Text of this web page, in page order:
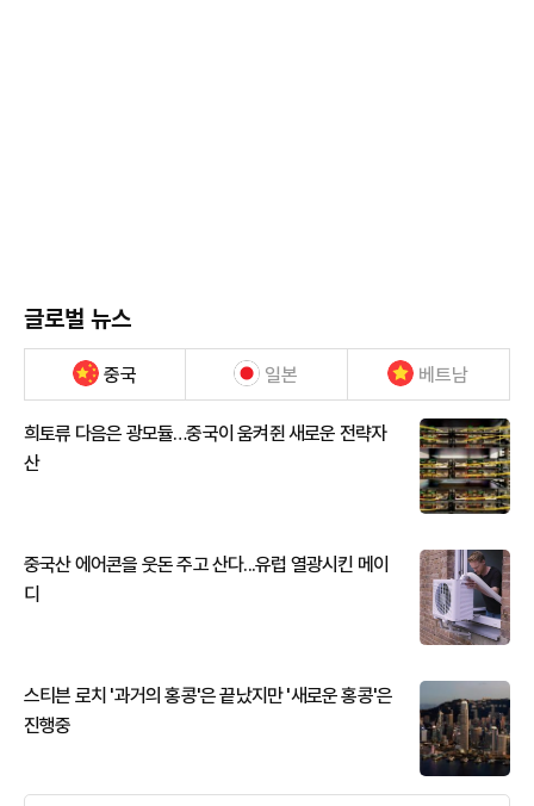
글로벌 뉴스
중국 일본 베트남
희토류 다음은 광모듈…중국이 움켜쥔 새로운 전략자
산
중국산 에어콘을 웃돈 주고 산다...유럽 열광시킨 메이
디
스티븐 로치 '과거의 홍콩'은 끝났지만 '새로운 홍콩'은
진행중